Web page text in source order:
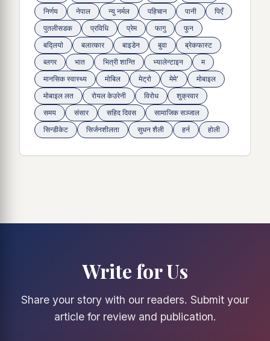
निर्णय
नेपाल न्यु नर्मल पहिचान पानी
पिएँ
पुतलीसडक
प्रविधि प्रेम फागु
फुन
बद्लियाे
बलात्कार बाइडेन बुवा
ब्रेकफास्ट
ब्लगर
भात भित्री शान्ति भ्यालेन्टाइन
म
मानसिक स्वास्थ्य
माेबिल मेट्राे मेमे'
मोबाइल
मोबाइल लत
रोयल केउरेनी विरोध
शुक्रवार
समय
संसार सहिद दिवस
सामाजिक सञ्जाल
सिन्डीकेट
सिर्जनशीलता सुधन शैली हर्न होली
Write for Us
Share your story with our readers. Submit your
article for review and publication.